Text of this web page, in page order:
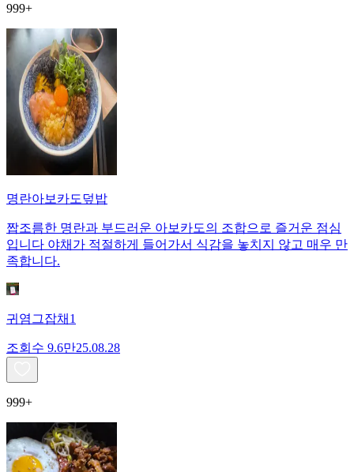
999+
명란아보카도덮밥
짭조름한 명란과 부드러운 아보카도의 조합으로 즐거운 점심
입니다 야채가 적절하게 들어가서 식감을 놓치지 않고 매우 만
족합니다.
귀염그잡채1
조회수 9.6만25.08.28
999+